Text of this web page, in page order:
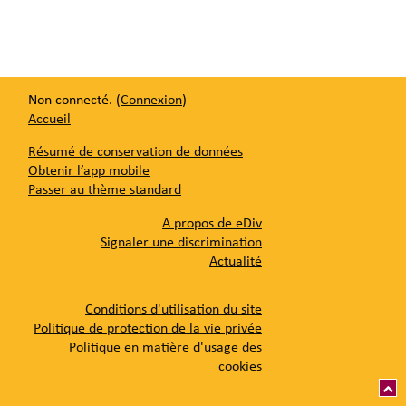
Non connecté. (Connexion)
Accueil
Résumé de conservation de données
Obtenir l’app mobile
Passer au thème standard
A propos de eDiv
Signaler une discrimination
Actualité
Conditions d'utilisation du site
Politique de protection de la vie privée
Politique en matière d'usage des
cookies